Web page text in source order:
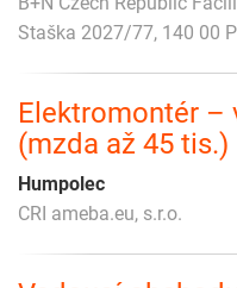
Staška 2027/77, 140 00
Elektromontér –
(mzda až 45 tis.)
Humpolec
CRI ameba.eu, s.r.o.